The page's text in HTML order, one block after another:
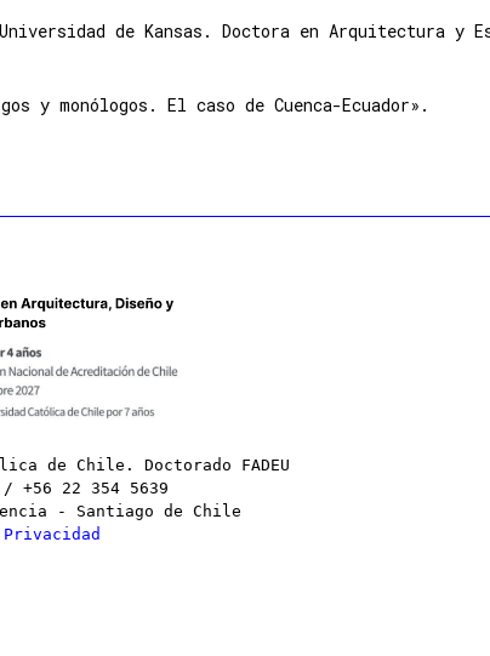
de Kansas. Doctora en Arquitectura y
monólogos. El caso de Cuenca-Ecuador».
de Chile. Doctorado FADEU
+56 22 354 5639
- Santiago de Chile